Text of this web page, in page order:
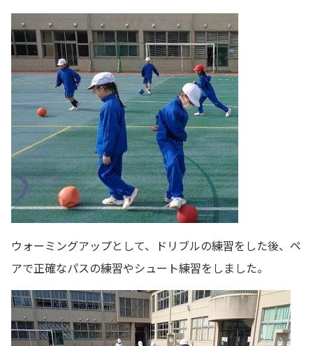
ウォーミングアップとして、ドリブルの練習をした後、ペ
アで正確なパスの練習やシュート練習をしました。